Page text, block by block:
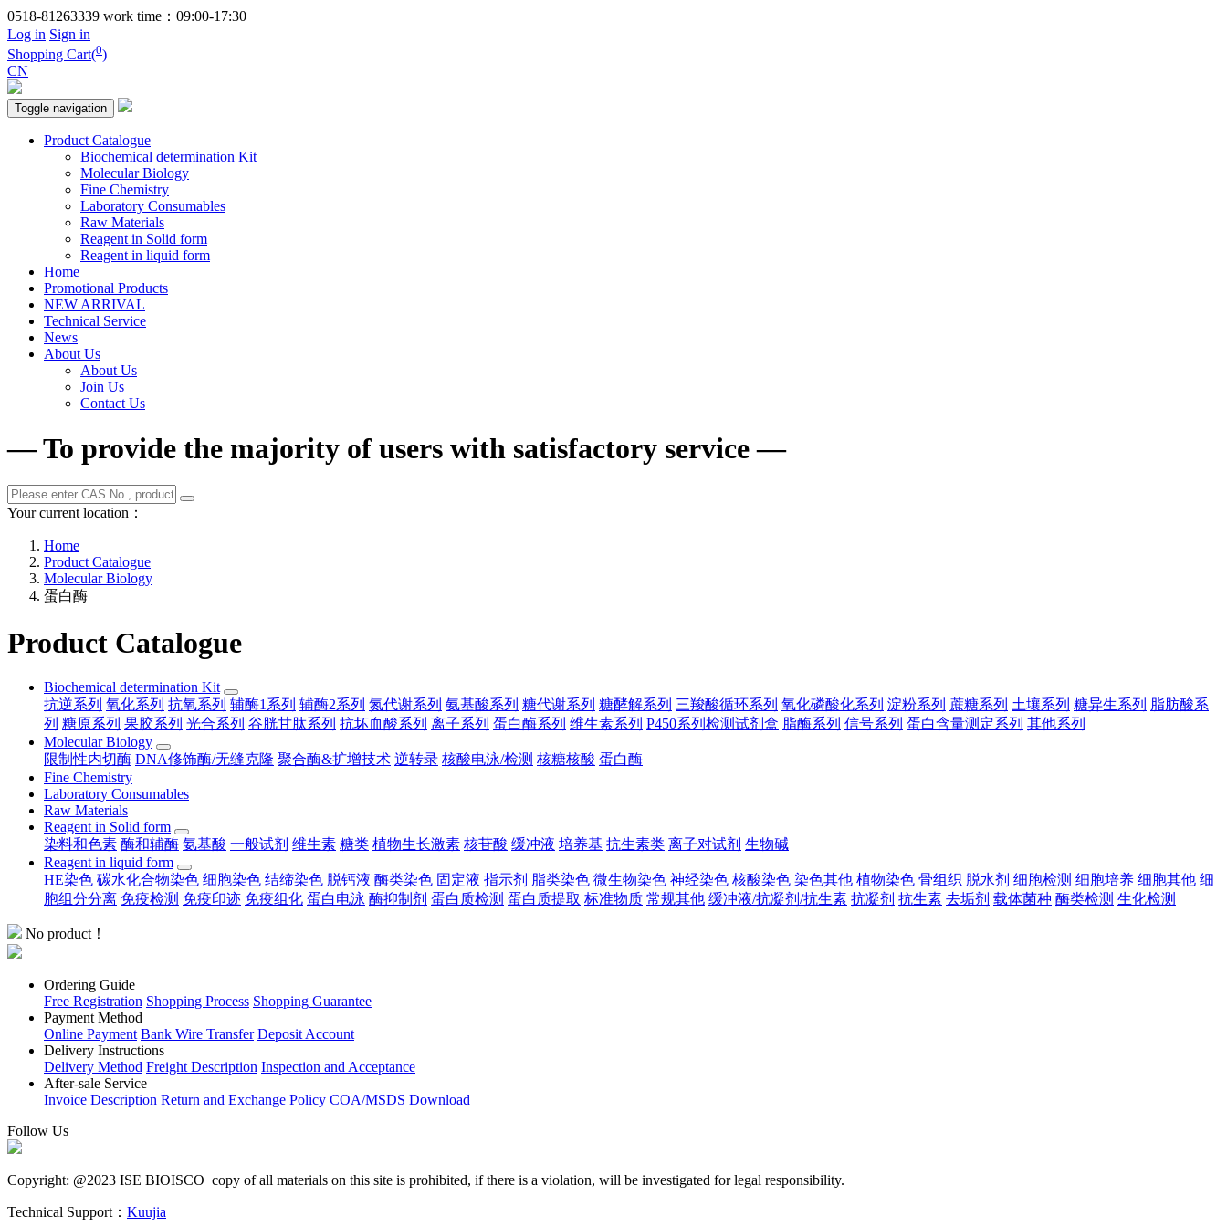
0518-81263339 work time：09:00-17:30
Log in Sign in
Shopping Cart(0)
CN
Toggle navigation
Product Catalogue
Biochemical determination Kit
Molecular Biology
Fine Chemistry
Laboratory Consumables
Raw Materials
Reagent in Solid form
Reagent in liquid form
Home
Promotional Products
NEW ARRIVAL
Technical Service
News
About Us
About Us
Join Us
Contact Us
— To provide the majority of users with satisfactory service —
Your current location：
Home
Product Catalogue
Molecular Biology
蛋白酶
Product Catalogue
Biochemical determination Kit
抗逆系列 氧化系列 抗氧系列 辅酶1系列 辅酶2系列 氮代谢系列 氨基酸系列 糖代谢系列 糖酵解系列 三羧酸循环系列 氧化磷酸化系列 淀粉系列 蔗糖系列 土壤系列 糖异生系列
脂肪酸系
列 糖原系列 果胶系列 光合系列 谷胱甘肽系列 抗坏血酸系列 离子系列 蛋白酶系列 维生素系列 P450系列检测试剂盒 脂酶系列 信号系列 蛋白含量测定系列 其他系列
Molecular Biology
限制性内切酶 DNA修饰酶/无缝克隆 聚合酶&扩增技术 逆转录 核酸电泳/检测 核糖核酸 蛋白酶
Fine Chemistry
Laboratory Consumables
Raw Materials
Reagent in Solid form
染料和色素 酶和辅酶 氨基酸 一般试剂 维生素 糖类 植物生长激素 核苷酸 缓冲液 培养基 抗生素类 离子对试剂 生物碱
Reagent in liquid form
HE染色 碳水化合物染色 细胞染色 结缔染色 脱钙液 酶类染色 固定液 指示剂 脂类染色 微生物染色 神经染色 核酸染色 染色其他 植物染色 骨组织 脱水剂 细胞检测 细胞培养 细胞其他 细
胞组分分离 免疫检测 免疫印迹 免疫组化 蛋白电泳 酶抑制剂 蛋白质检测 蛋白质提取 标准物质 常规其他 缓冲液/抗凝剂/抗生素 抗凝剂 抗生素 去垢剂 载体菌种 酶类检测 生化检测
No product！
Ordering Guide
Free Registration Shopping Process Shopping Guarantee
Payment Method
Online Payment Bank Wire Transfer Deposit Account
Delivery Instructions
Delivery Method Freight Description Inspection and Acceptance
After-sale Service
Invoice Description Return and Exchange Policy COA/MSDS Download
Follow Us
Copyright: @2023 ISE BIOISCO copy of all materials on this site is prohibited, if there is a violation, will be investigated for legal responsibility.
Technical Support： Kuujia